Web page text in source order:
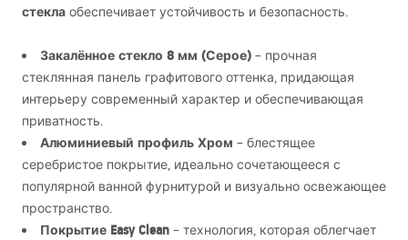
стекла обеспечивает устойчивость и безопасность.
Закалённое стекло 8 мм (Серое) – прочная
стеклянная панель графитового оттенка, придающая
интерьеру современный характер и обеспечивающая
приватность.
Алюминиевый профиль Хром – блестящее
серебристое покрытие, идеально сочетающееся с
популярной ванной фурнитурой и визуально освежающее
пространство.
Покрытие Easy Clean – технология, которая облегчает